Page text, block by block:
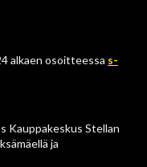
alkaen osoitteessa s-
Kauppakeskus Stellan
ja